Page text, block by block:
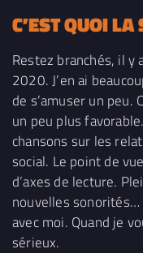
C’EST QUOI
Restez branchés, il y
2020. J’en ai
de s’amuser un
un peu plus
chansons sur les
social. Le point de
d’axes de lecture.
nouvelles sonorités…
avec moi. Quand je
sérieux.